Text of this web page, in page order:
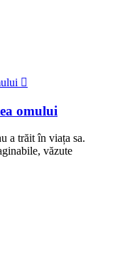
omului
a trăit în viața sa.
văzute